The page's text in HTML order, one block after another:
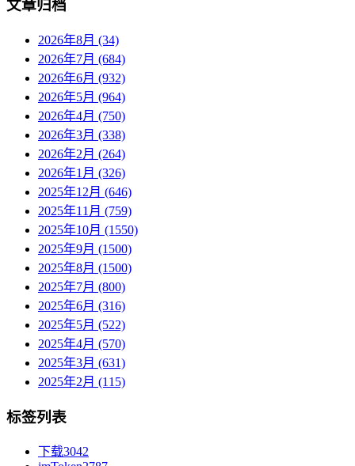
文章归档
2026年8月 (34)
2026年7月 (684)
2026年6月 (932)
2026年5月 (964)
2026年4月 (750)
2026年3月 (338)
2026年2月 (264)
2026年1月 (326)
2025年12月 (646)
2025年11月 (759)
2025年10月 (1550)
2025年9月 (1500)
2025年8月 (1500)
2025年7月 (800)
2025年6月 (316)
2025年5月 (522)
2025年4月 (570)
2025年3月 (631)
2025年2月 (115)
标签列表
下载3042